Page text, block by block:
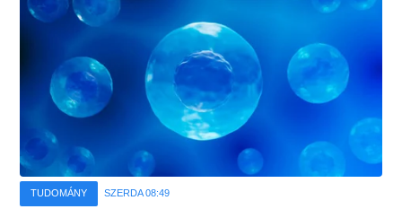
TUDOMÁNY SZERDA 08:49